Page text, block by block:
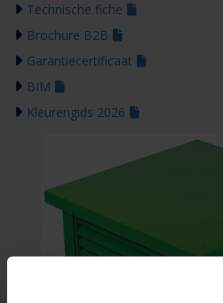
Technische fiche
Brochure B2B
Garantiecertificaat
BIM
Kleurengids 2026